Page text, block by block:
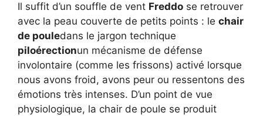
Il suffit d’un souffle de vent Freddo se retrouver
avec la peau couverte de petits points : le chair
de pouledans le jargon technique
piloérectionun mécanisme de défense
involontaire (comme les frissons) activé lorsque
nous avons froid, avons peur ou ressentons des
émotions très intenses. D’un point de vue
physiologique, la chair de poule se produit